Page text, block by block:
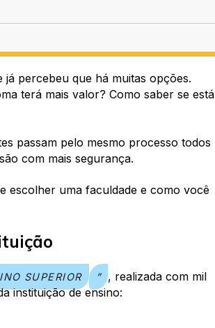
percebeu que há muitas opções.
terá mais valor? Como saber se está
passam pelo mesmo processo todos
com mais segurança.
escolher uma faculdade e como você
SUPERIOR ” , realizada com mil
instituição de ensino: